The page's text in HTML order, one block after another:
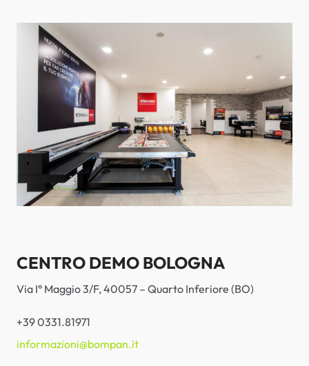
CENTRO DEMO BOLOGNA
Via I° Maggio 3/F, 40057 – Quarto Inferiore (BO)
+39 0331.81971
informazioni@bompan.it